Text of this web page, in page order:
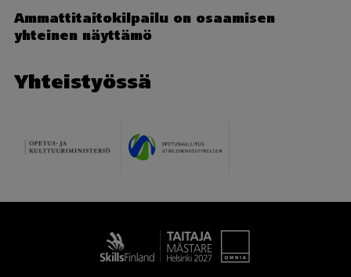
Ammattitaitokilpailu on osaamisen
yhteinen näyttämö
Yhteistyössä